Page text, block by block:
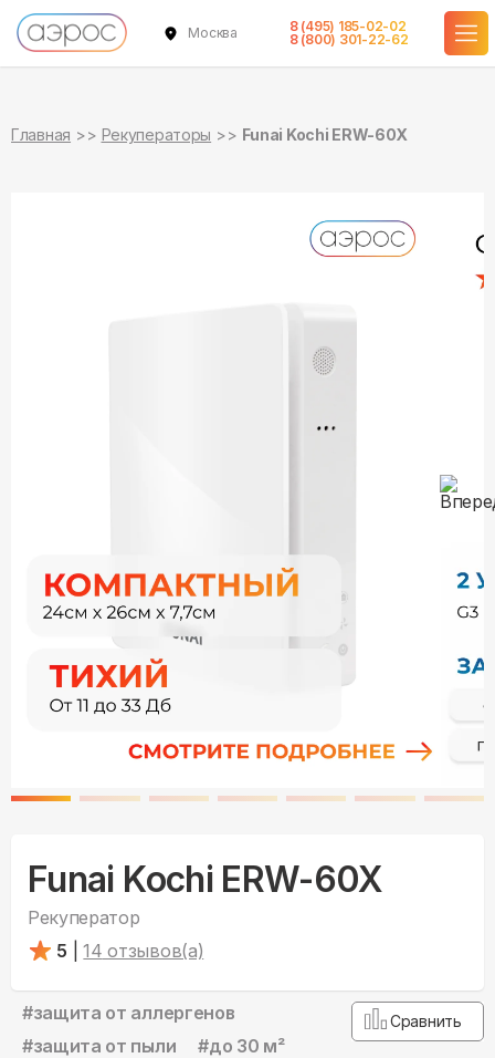
Москва
8 (495) 185-02-02
8 (800) 301-22-62
Главная Рекуператоры Funai Kochi ERW-60X
Funai Kochi ERW-60X
Рекуператор
5
14 отзывов(а)
#защита от аллергенов
#защита от пыли #до 30 м²
Сравнить
в наличии